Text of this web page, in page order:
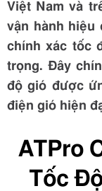
Việt Nam và
vận hành hiệu
chính xác tốc
trọng. Đây
độ gió được
điện gió hiện
ATPro
Tốc